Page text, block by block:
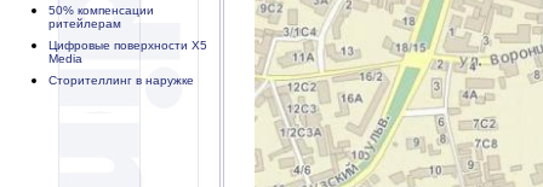
50% компенсации
ритейлерам
Цифровые поверхности X5
Media
Сторителлинг в наружке